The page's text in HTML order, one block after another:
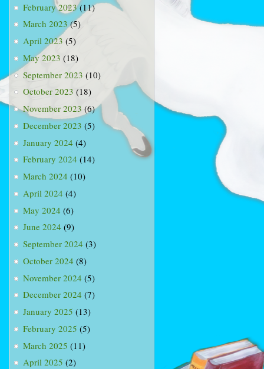
February 2023(11)
March 2023(5)
April 2023 (5)
May 2023 (18)
September 2023 (10)
October 2023 (18)
November 2023 (6)
December 2023 (5)
January 2024 (4)
February 2024 (14)
March 2024 (10)
April 2024 (4)
May 2024 (6)
June 2024 (9)
September 2024 (3)
October 2024 (8)
November 2024 (5)
December 2024 (7)
January 2025 (13)
February 2025 (5)
March 2025 (11)
April 2025 (2)